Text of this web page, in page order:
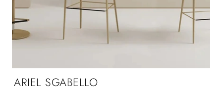
ARIEL SGABELLO